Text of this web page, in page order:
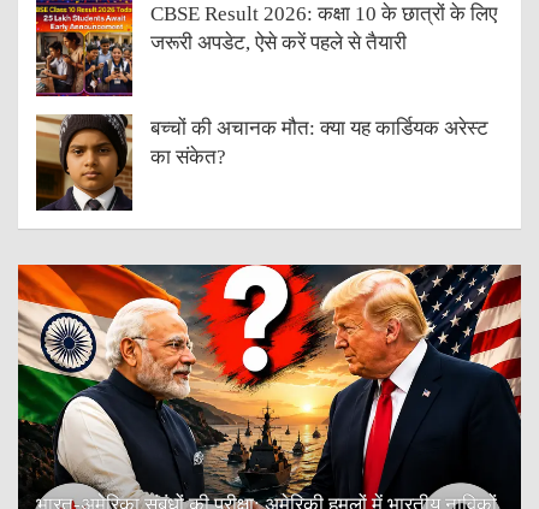
CBSE Result 2026: कक्षा 10 के छात्रों के लिए
जरूरी अपडेट, ऐसे करें पहले से तैयारी
बच्चों की अचानक मौत: क्या यह कार्डियक अरेस्ट
का संकेत?